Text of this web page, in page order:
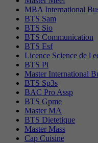
MBA International
BTS Sam
BTS Sio
BTS Communication
BTS Esf
Licence Science de l
BTS Pi
Master International
BTS Sp3s
BAC Pro Assp
BTS Gpme
Master MA
BTS Dietetique
Master Mass
Cap Cuisine